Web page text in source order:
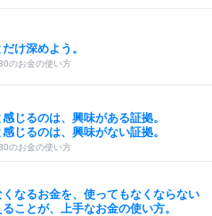
け深めよう。
のお金の使い方
感じるのは、興味がある証拠。
感じるのは、興味がない証拠。
のお金の使い方
なるお金を、使ってもなくならない
ことが、上手なお金の使い方。